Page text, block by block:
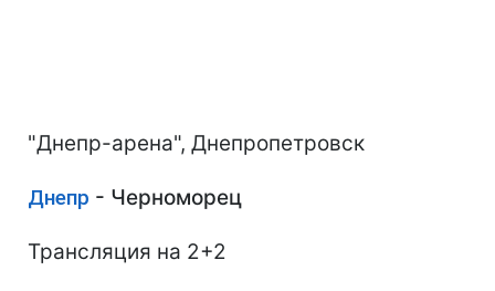
"Днепр-арена", Днепропетровск
Днепр - Черноморец
Трансляция на 2+2